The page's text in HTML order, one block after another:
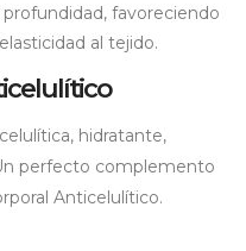
favoreciendo
al tejido.
hidratante,
perfecto complemento
Anticelulítico.